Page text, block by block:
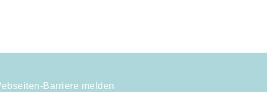
Barriere melden